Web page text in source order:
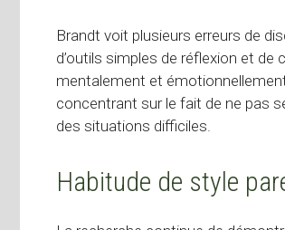
Brandt voit plusieurs erreurs de
d’outils simples de réflexion et
mentalement et
concentrant sur le fait de ne pas
des situations difficiles.
Habitude de style